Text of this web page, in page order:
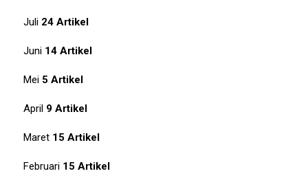
Juli 24 Artikel
Juni 14 Artikel
Mei 5 Artikel
April 9 Artikel
Maret 15 Artikel
Februari 15 Artikel